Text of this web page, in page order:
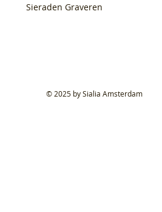
Sieraden Graveren
© 2025 by Sialia Amsterdam